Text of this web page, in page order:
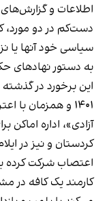
اطلاعات و
دست‌کم در دو مورد،
سیاسی خود آنها یا
به دستور نهادهای
این برخورد در
۱۴۰۱ و همزمان
آزادی»، اداره
کردستان و نیز در
اعتصاب شرکت کرده
کارمند یک کافه در